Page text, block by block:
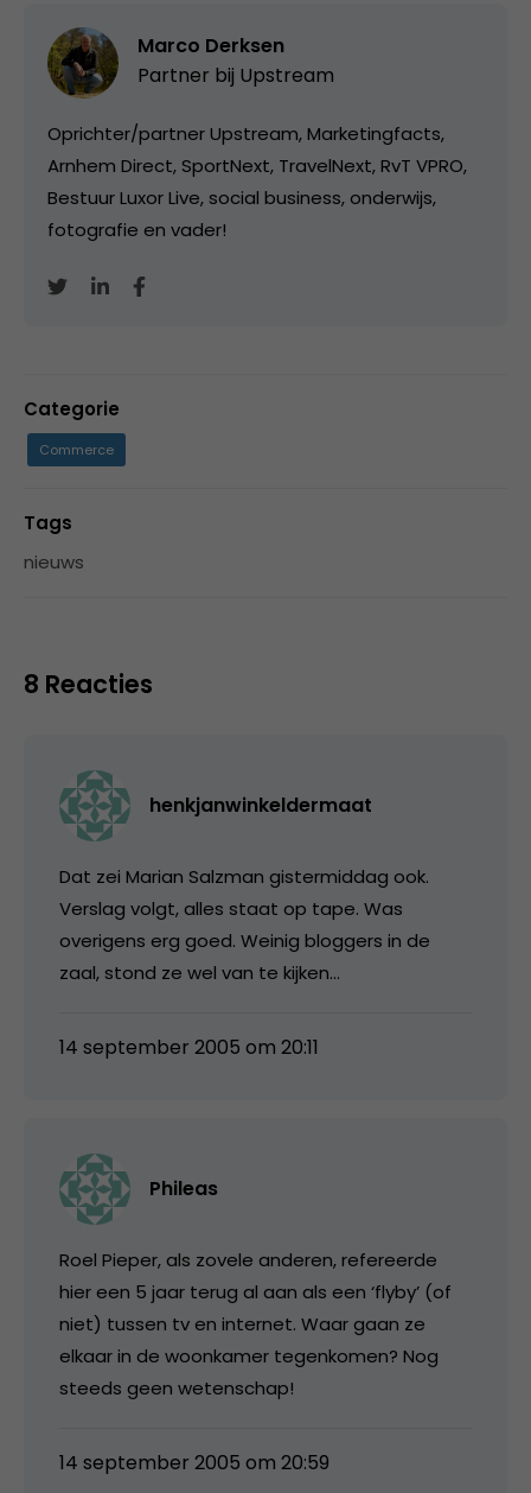
Marco Derksen
Partner bij Upstream
Oprichter/partner Upstream, Marketingfacts,
Arnhem Direct, SportNext, TravelNext, RvT VPRO,
Bestuur Luxor Live, social business, onderwijs,
fotografie en vader!
Categorie
Commerce
Tags
nieuws
8 Reacties
henkjanwinkeldermaat
Dat zei Marian Salzman gistermiddag ook.
Verslag volgt, alles staat op tape. Was
overigens erg goed. Weinig bloggers in de
zaal, stond ze wel van te kijken…
14 september 2005 om 20:11
Phileas
Roel Pieper, als zovele anderen, refereerde
hier een 5 jaar terug al aan als een ‘flyby’ (of
niet) tussen tv en internet. Waar gaan ze
elkaar in de woonkamer tegenkomen? Nog
steeds geen wetenschap!
14 september 2005 om 20:59